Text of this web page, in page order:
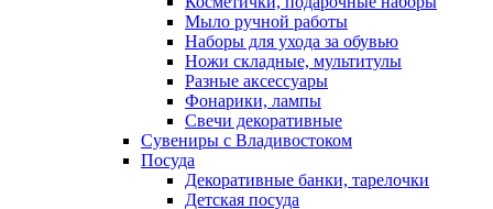
Мыло ручной работы
Наборы для ухода за обувью
Ножи складные, мультитулы
Разные аксессуары
Фонарики, лампы
Свечи декоративные
Сувениры с Владивостоком
Посуда
Декоративные банки, тарелочки
Детская посуда